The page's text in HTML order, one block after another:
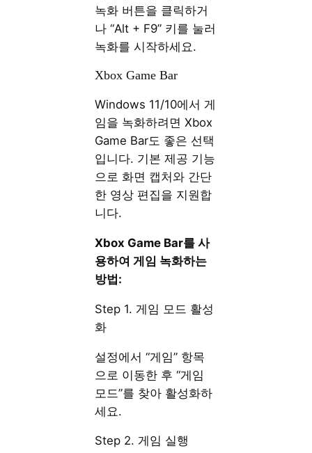
녹화 버튼을 클릭하거
나 “Alt + F9” 키를 눌러
녹화를 시작하세요.
Xbox Game Bar
Windows 11/10에서 게
임을 녹화하려면 Xbox
Game Bar도 좋은 선택
입니다. 기본 제공 기능
으로 화면 캡처와 간단
한 영상 편집을 지원합
니다.
Xbox Game Bar를 사
용하여 게임 녹화하는
방법:
Step 1. 게임 모드 활성
화
설정에서 “게임” 항목
으로 이동한 후 “게임
모드”를 찾아 활성화하
세요.
Step 2. 게임 실행